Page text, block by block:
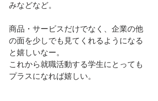
みなどなど。
商品・サービスだけでなく、企業の他
の面を少しでも見てくれるようになる
と嬉しいなー。
これから就職活動する学生にとっても
プラスになれば嬉しい。